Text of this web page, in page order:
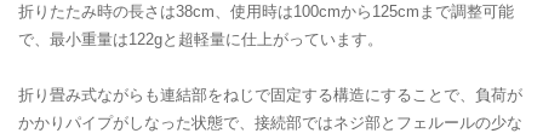
折りたたみ時の長さは38cm、使用時は100cmから125cmまで調整可能
で、最小重量は122gと超軽量に仕上がっています。
折り畳み式ながらも連結部をねじで固定する構造にすることで、負荷が
かかりパイプがしなった状態で、接続部ではネジ部とフェルールの少な